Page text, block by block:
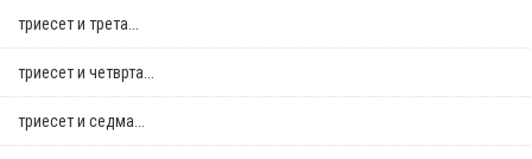
триесет и трета...
триесет и четврта...
триесет и седма...